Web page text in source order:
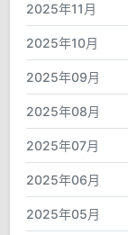
2025年11月
2025年10月
2025年09月
2025年08月
2025年07月
2025年06月
2025年05月